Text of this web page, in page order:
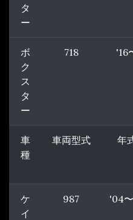
タ
ー
ボ
ク
ス
タ
ー
718 '16
車
種
車両型式 年
ケ
イ
987 '04